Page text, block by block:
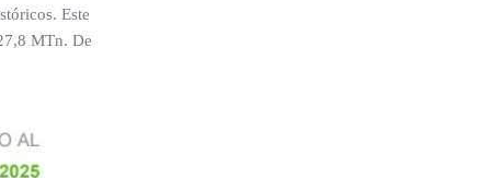
Este
MTn. De